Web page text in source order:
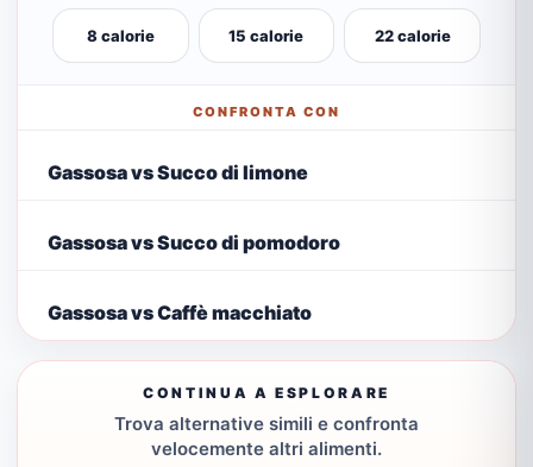
8 calorie 15 calorie 22 calorie
CONFRONTA CON
Gassosa vs Succo di limone
Gassosa vs Succo di pomodoro
Gassosa vs Caffè macchiato
CONTINUA A ESPLORARE
Trova alternative simili e confronta
velocemente altri alimenti.